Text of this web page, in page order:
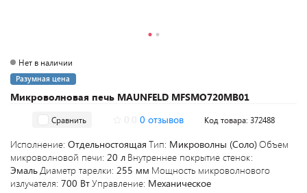
Микроволновая печь MAUNFELD MFSMO720MB01
Нет в наличии
Разумная цена
Сравнить 0 отзывов Код товара: 372488
Исполнение: Отдельностоящая Тип: Микроволны (Соло)Объем
микроволновой печи: 20 л Внутреннее покрытие стенок:
ЭмальДиаметр тарелки: 255 мм Мощность микроволнового
излучателя: 700 ВтУправление: Механическое